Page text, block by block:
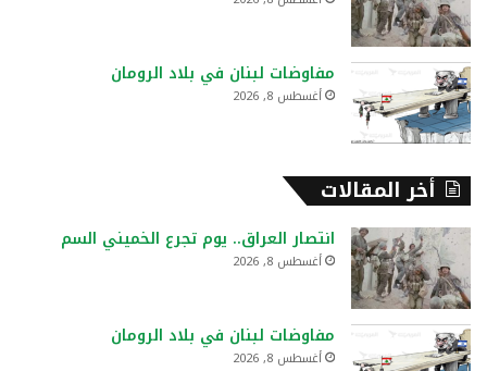
مفاوضات لبنان في بلاد الرومان
أغسطس 8, 2026
أخر المقالات
انتصار العراق.. يوم تجرع الخميني السم
أغسطس 8, 2026
مفاوضات لبنان في بلاد الرومان
أغسطس 8, 2026